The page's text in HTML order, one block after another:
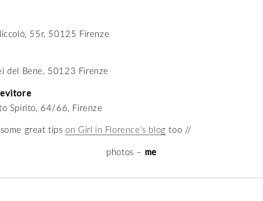
55r, 50125 Firenze
del Bene, 50123 Firenze
Spirito, 64/66, Firenze
great tipson Girl in Florence’s blog too //
photos – me